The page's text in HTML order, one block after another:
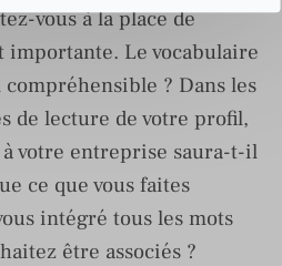
vous à la place de
importante. Le vocabulaire
? Dans les
de lecture de votre profil,
votre entreprise saura-t-il
ce que vous faites
intégré tous les mots
être associés ?